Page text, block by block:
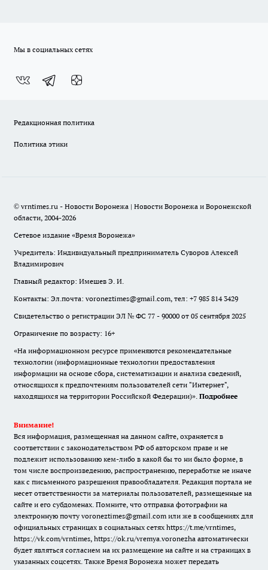
Мы в социальных сетях
Редакционная политика
Политика этики
© vrntimes.ru - Новости Воронежа | Новости Воронежа и Воронежской
области, 2004-2026
Сетевое издание «Время Воронежа»
Учредитель: Индивидуальный предприниматель Суворов Алексей
Владимирович
Главный редактор: Имешев Э. И.
Контакты: Эл.почта: voroneztimes@gmail.com, тел: +7 985 814 3429
Свидетельство о регистрации ЭЛ № ФС 77 - 90000 от 05 сентября 2025
Ограничение по возрасту: 16+
«На информационном ресурсе применяются рекомендательные
технологии (информационные технологии предоставления
информации на основе сбора, систематизации и анализа сведений,
относящихся к предпочтениям пользователей сети "Интернет",
находящихся на территории Российской Федерации)». Подробнее
Внимание!
Вся информация, размещенная на данном сайте, охраняется в
соответствии с законодательством РФ об авторском праве и не
подлежит использованию кем-либо в какой бы то ни было форме, в
том числе воспроизведению, распространению, переработке не иначе
как с письменного разрешения правообладателя. Редакция портала не
несет ответственности за материалы пользователей, размещенные на
сайте и его субдоменах. Помните, что отправка фотографии на
электронную почту voroneztimes@gmail.com или же в сообщениях для
официальных страницах в социальных сетях https://t.me/vrntimes,
https://vk.com/vrntimes, https://ok.ru/vremya.voronezha автоматически
будет являться согласием на их размещение на сайте и на страницах в
указанных соцсетях. Также Время Воронежа может передать